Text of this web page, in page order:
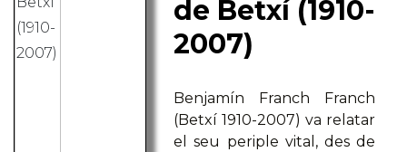
de Betxí (1910-
2007)
Benjamín Franch Franch
(Betxí 1910-2007) va relatar
el seu periple vital, des de